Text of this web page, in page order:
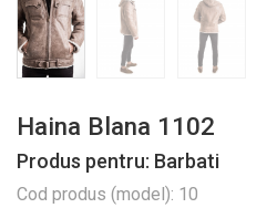
Haina Blana 1102
Produs pentru: Barbati
Cod produs (model): 10